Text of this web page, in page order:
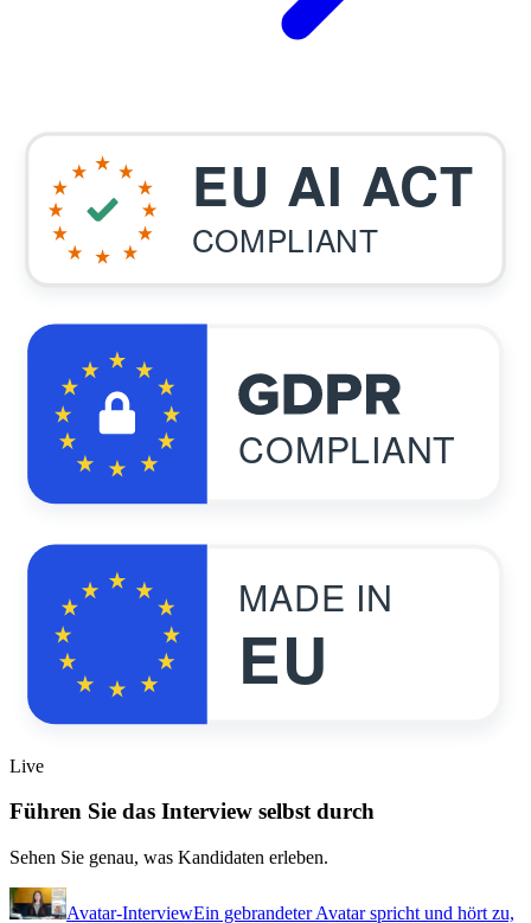
EU AI ACT
COMPLIANT
COMPLIANT
MADE IN
EU
Live
Führen Sie das Interview selbst durch
Sehen Sie genau, was Kandidaten erleben.
Avatar-InterviewEin gebrandeter Avatar spricht und hört zu,